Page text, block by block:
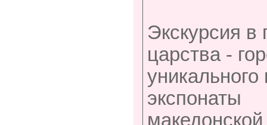
Экскурсия в
царства -
экспонаты